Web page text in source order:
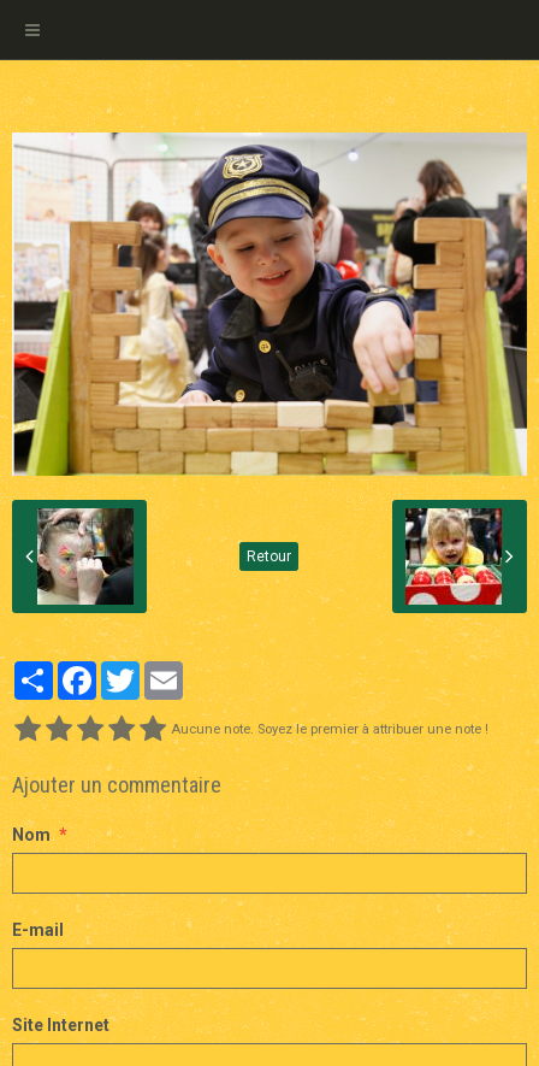
Retour
PartagerFacebookTwitterEmail
Aucune note. Soyez le premier à attribuer une note !
Ajouter un commentaire
Nom
E-mail
Site Internet